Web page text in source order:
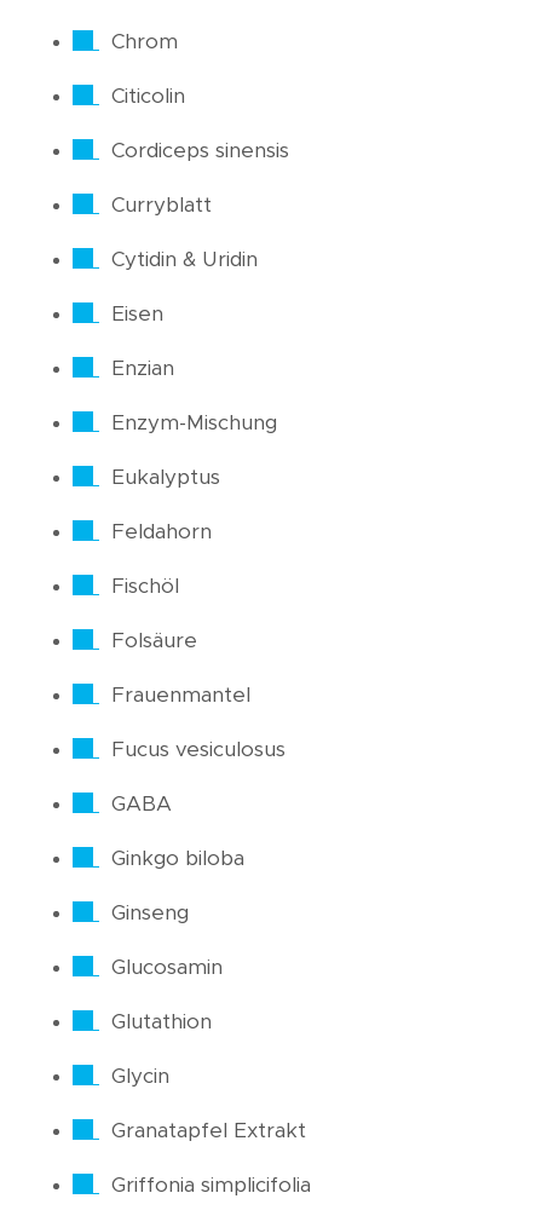
Chrom
Citicolin
Cordiceps sinensis
Curryblatt
Cytidin & Uridin
Eisen
Enzian
Enzym-Mischung
Eukalyptus
Feldahorn
Fischöl
Folsäure
Frauenmantel
Fucus vesiculosus
GABA
Ginkgo biloba
Ginseng
Glucosamin
Glutathion
Glycin
Granatapfel Extrakt
Griffonia simplicifolia